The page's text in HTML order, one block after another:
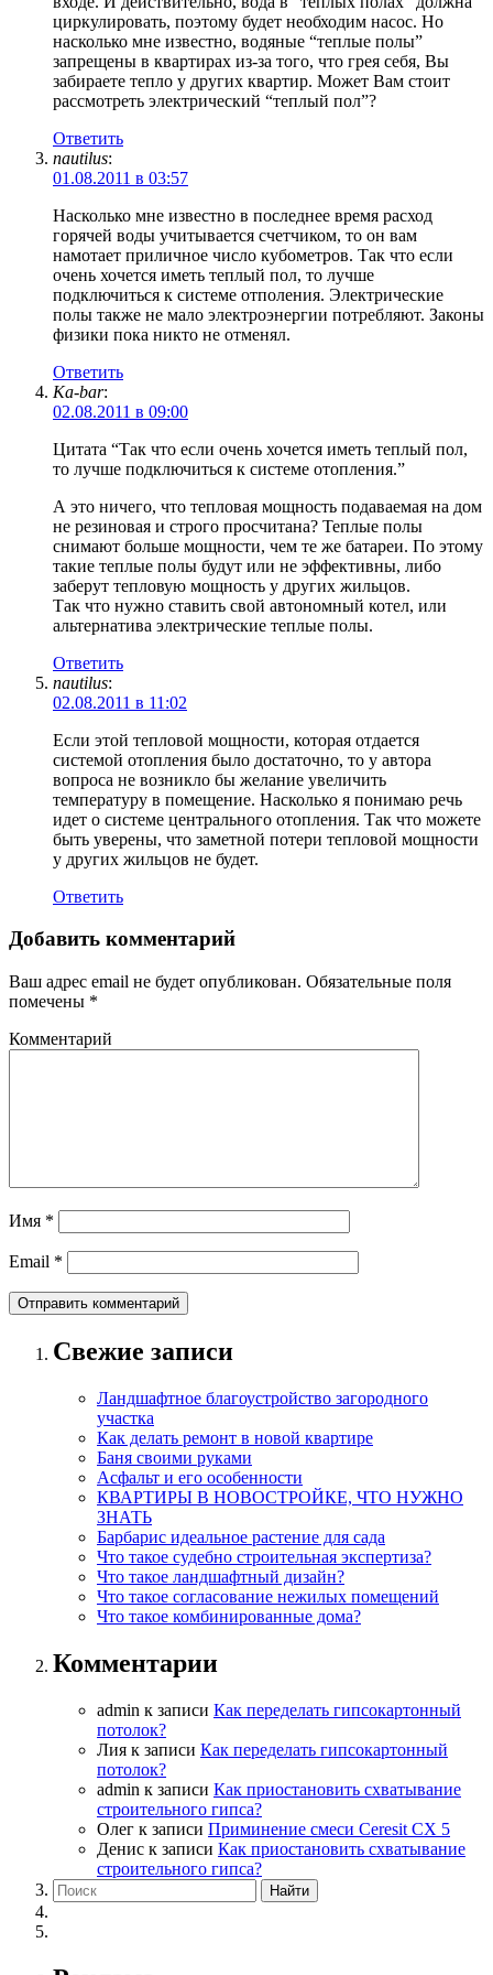
циркулировать, поэтому будет необходим насос. Но
насколько мне известно, водяные “теплые полы”
запрещены в квартирах из-за того, что грея себя, Вы
забираете тепло у других квартир. Может Вам стоит
рассмотреть электрический “теплый пол”?
Ответить
nautilus:
01.08.2011 в 03:57
Насколько мне известно в последнее время расход
горячей воды учитывается счетчиком, то он вам
намотает приличное число кубометров. Так что если
очень хочется иметь теплый пол, то лучше
подключиться к системе отполения. Электрические
полы также не мало электроэнергии потребляют. Законы
физики пока никто не отменял.
Ответить
Ka-bar:
02.08.2011 в 09:00
Цитата “Так что если очень хочется иметь теплый пол,
то лучше подключиться к системе отопления.”
А это ничего, что тепловая мощность подаваемая на дом
не резиновая и строго просчитана? Теплые полы
снимают больше мощности, чем те же батареи. По этому
такие теплые полы будут или не эффективны, либо
заберут тепловую мощность у других жильцов.
Так что нужно ставить свой автономный котел, или
альтернатива электрические теплые полы.
Ответить
nautilus:
02.08.2011 в 11:02
Если этой тепловой мощности, которая отдается
системой отопления было достаточно, то у автора
вопроса не возникло бы желание увеличить
температуру в помещение. Насколько я понимаю речь
идет о системе центрального отопления. Так что можете
быть уверены, что заметной потери тепловой мощности
у других жильцов не будет.
Ответить
Добавить комментарий
Ваш адрес email не будет опубликован. Обязательные поля
помечены *
Комментарий
Имя *
Email *
Свежие записи
Ландшафтное благоустройство загородного
участка
Как делать ремонт в новой квартире
Баня своими руками
Асфальт и его особенности
КВАРТИРЫ В НОВОСТРОЙКЕ, ЧТО НУЖНО
ЗНАТЬ
Барбарис идеальное растение для сада
Что такое судебно строительная экспертиза?
Что такое ландшафтный дизайн?
Что такое согласование нежилых помещений
Что такое комбинированные дома?
Комментарии
admin к записи Как переделать гипсокартонный
потолок?
Лия к записи Как переделать гипсокартонный
потолок?
admin к записи Как приостановить схватывание
строительного гипса?
Олег к записи Приминение смеси Ceresit СХ 5
Денис к записи Как приостановить схватывание
строительного гипса?